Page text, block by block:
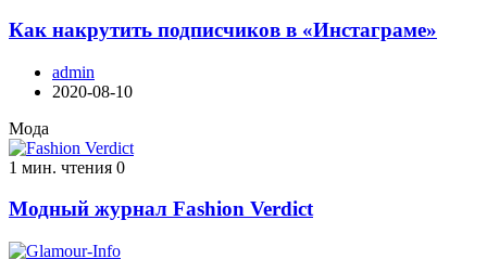
Как накрутить подписчиков в «Инстаграме»
admin
2020-08-10
Мода
1 мин. чтения 0
Модный журнал Fashion Verdict